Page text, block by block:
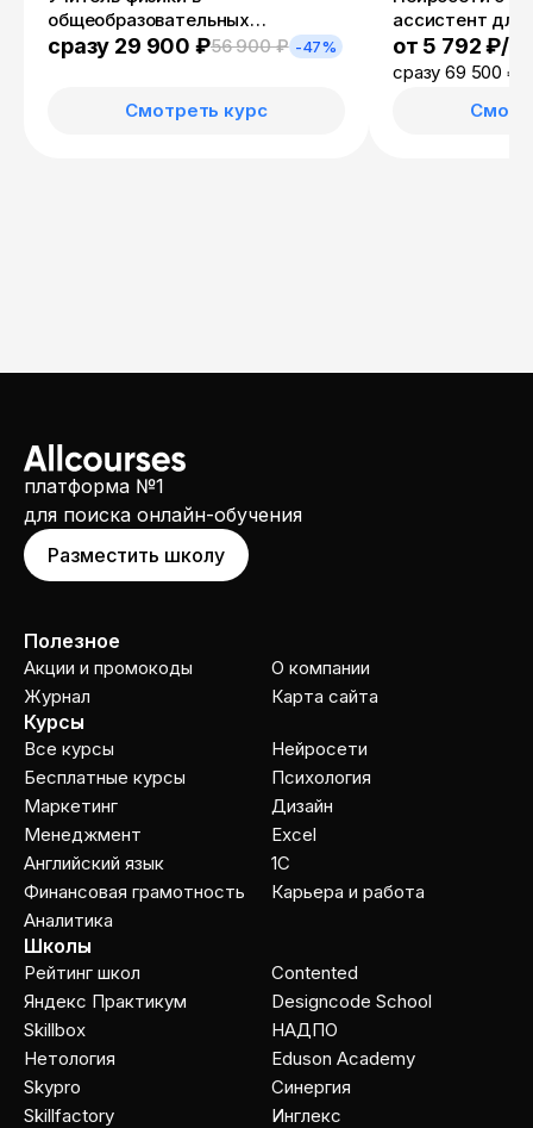
общеобразовательных
организациях, организациях
сразу 29 900 ₽56 900 ₽ -47%
Смотреть курс
ассистент
от 5 792 ₽/
сразу 69 500 ₽
платформа №1
для поиска онлайн-обучения
Разместить школу
Полезное
Акции и промокоды
Журнал
О компании
Карта сайта
Курсы
Все курсы
Бесплатные курсы
Маркетинг
Менеджмент
Английский язык
Финансовая грамотность
Аналитика
Нейросети
Психология
Дизайн
Excel
1C
Карьера и работа
Школы
Рейтинг школ
Яндекс Практикум
Skillbox
Нетология
Skypro
Skillfactory
Contented
Designcode School
НАДПО
Eduson Academy
Cинергия
Инглекс